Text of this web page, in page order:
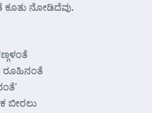
ಕೂತು ನೋಡಿದೆವು.
ಬೀರಲು